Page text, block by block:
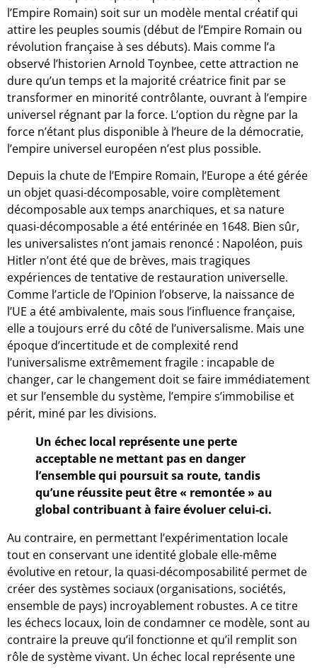
l’Empire Romain) soit sur un modèle mental créatif qui
attire les peuples soumis (début de l’Empire Romain ou
révolution française à ses débuts). Mais comme l’a
observé l’historien Arnold Toynbee, cette attraction ne
dure qu’un temps et la majorité créatrice finit par se
transformer en minorité contrôlante, ouvrant à l’empire
universel régnant par la force. L’option du règne par la
force n’étant plus disponible à l’heure de la démocratie,
l’empire universel européen n’est plus possible.
Depuis la chute de l’Empire Romain, l’Europe a été gérée
un objet quasi-décomposable, voire complètement
décomposable aux temps anarchiques, et sa nature
quasi-décomposable a été entérinée en 1648. Bien sûr,
les universalistes n’ont jamais renoncé : Napoléon, puis
Hitler n’ont été que de brèves, mais tragiques
expériences de tentative de restauration universelle.
Comme l’article de l’Opinion l’observe, la naissance de
l’UE a été ambivalente, mais sous l’influence française,
elle a toujours erré du côté de l’universalisme. Mais une
époque d’incertitude et de complexité rend
l’universalisme extrêmement fragile : incapable de
changer, car le changement doit se faire immédiatement
et sur l’ensemble du système, l’empire s’immobilise et
périt, miné par les divisions.
Un échec local représente une perte
acceptable ne mettant pas en danger
l’ensemble qui poursuit sa route, tandis
qu’une réussite peut être « remontée » au
global contribuant à faire évoluer celui-ci.
Au contraire, en permettant l’expérimentation locale
tout en conservant une identité globale elle-même
évolutive en retour, la quasi-décomposabilité permet de
créer des systèmes sociaux (organisations, sociétés,
ensemble de pays) incroyablement robustes. A ce titre
les échecs locaux, loin de condamner ce modèle, sont au
contraire la preuve qu’il fonctionne et qu’il remplit son
rôle de système vivant. Un échec local représente une